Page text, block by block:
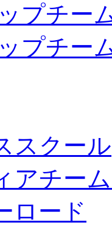
プチー
プチー
スクール
アチー
ロード